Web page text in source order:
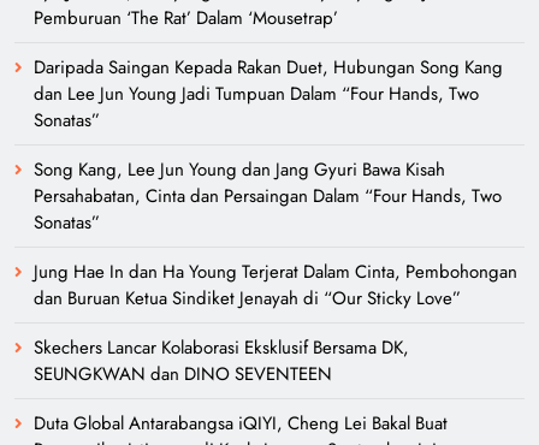
Pemburuan ‘The Rat’ Dalam ‘Mousetrap’
Daripada Saingan Kepada Rakan Duet, Hubungan Song Kang
dan Lee Jun Young Jadi Tumpuan Dalam “Four Hands, Two
Sonatas”
Song Kang, Lee Jun Young dan Jang Gyuri Bawa Kisah
Persahabatan, Cinta dan Persaingan Dalam “Four Hands, Two
Sonatas”
Jung Hae In dan Ha Young Terjerat Dalam Cinta, Pembohongan
dan Buruan Ketua Sindiket Jenayah di “Our Sticky Love”
Skechers Lancar Kolaborasi Eksklusif Bersama DK,
SEUNGKWAN dan DINO SEVENTEEN
Duta Global Antarabangsa iQIYI, Cheng Lei Bakal Buat